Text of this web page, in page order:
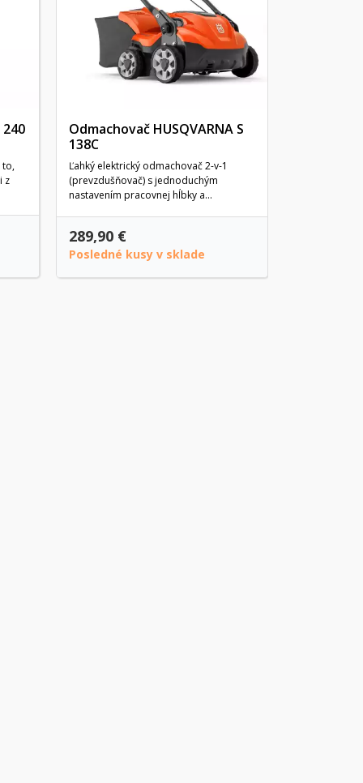
to,
z
Odmachovač HUSQVARNA S
138C
Ľahký elektrický odmachovač 2-v-1
(prevzdušňovač) s jednoduchým
nastavením pracovnej hĺbky a...
289,90 €
Posledné kusy v sklade